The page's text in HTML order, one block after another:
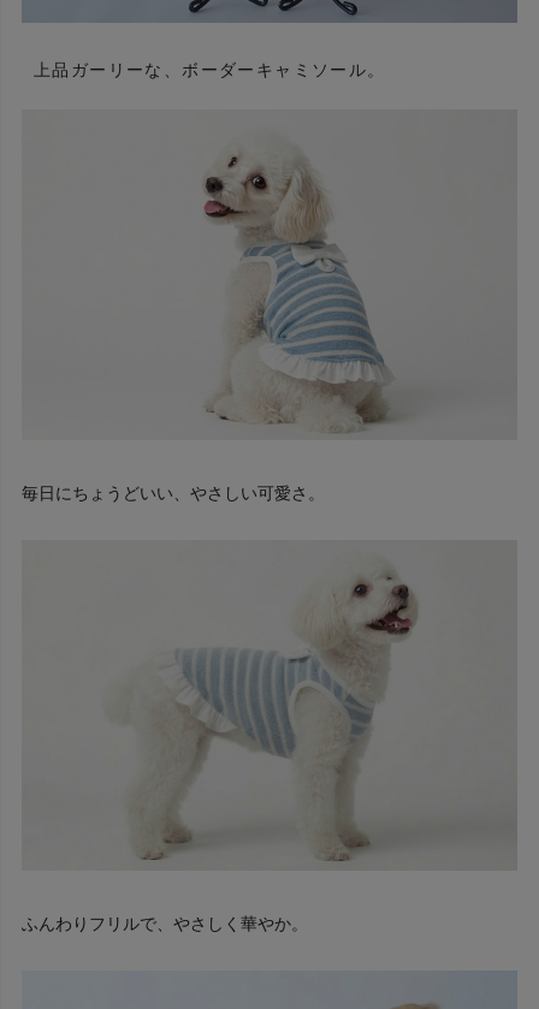
上品ガーリーな、ボーダーキャミソール。
毎日にちょうどいい、やさしい可愛さ。
ふんわりフリルで、やさしく華やか。